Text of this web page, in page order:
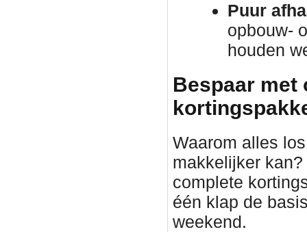
Puur
opbouw-
houden
Bespaar met
Waarom alles
makkelijker
complete
één klap de
weekend.